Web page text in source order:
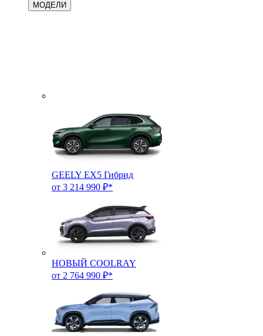
МОДЕЛИ
GEELY EX5 Гибрид
от 3 214 990 ₽*
НОВЫЙ COOLRAY
от 2 764 990 ₽*